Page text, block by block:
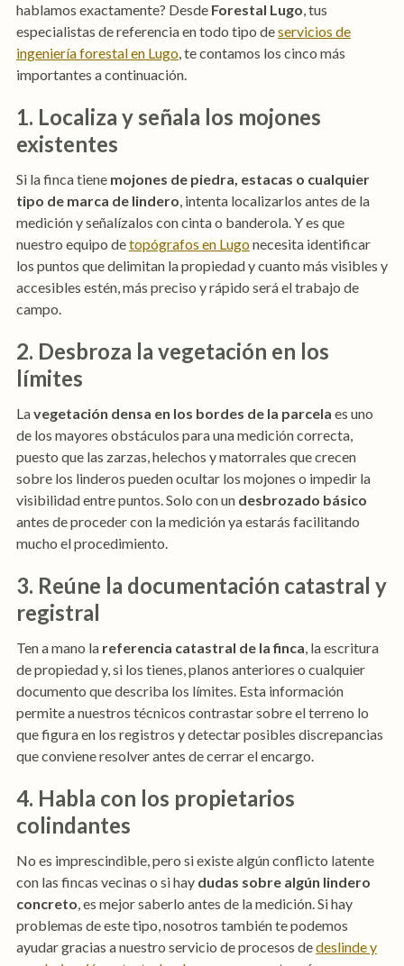
hablamos exactamente? Desde Forestal Lugo, tus
especialistas de referencia en todo tipo deservicios de
ingeniería forestal en Lugo, te contamos los cinco más
importantes a continuación.
1. Localiza y señala los mojones
existentes
Si la finca tiene mojones de piedra, estacas o cualquier
tipo de marca de lindero, intenta localizarlos antes de la
medición y señalízalos con cinta o banderola. Y es que
nuestro equipo detopógrafos en Lugonecesita identificar
los puntos que delimitan la propiedad y cuanto más visibles y
accesibles estén, más preciso y rápido será el trabajo de
campo.
2. Desbroza la vegetación en los
límites
Lavegetación densa en los bordes de la parcela es uno
de los mayores obstáculos para una medición correcta,
puesto que las zarzas, helechos y matorrales que crecen
sobre los linderos pueden ocultar los mojones o impedir la
visibilidad entre puntos. Solo con un desbrozado básico
antes de proceder con la medición ya estarás facilitando
mucho el procedimiento.
3. Reúne la documentación catastral y
registral
Ten a mano la referencia catastral de la finca, la escritura
de propiedad y, si los tienes, planos anteriores o cualquier
documento que describa los límites. Esta información
permite a nuestros técnicos contrastar sobre el terreno lo
que figura en los registros y detectar posibles discrepancias
que conviene resolver antes de cerrar el encargo.
4. Habla con los propietarios
colindantes
No es imprescindible, pero si existe algún conflicto latente
con las fincas vecinas o si hay dudas sobre algún lindero
concreto, es mejor saberlo antes de la medición. Si hay
problemas de este tipo, nosotros también te podemos
ayudar gracias a nuestro servicio de procesos dedeslinde y